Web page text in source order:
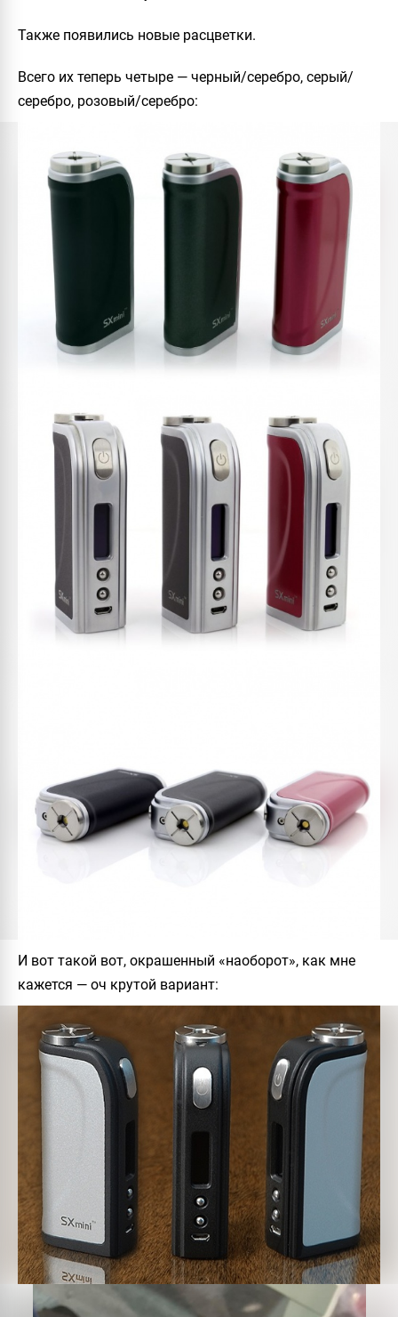
Также появились новые расцветки.
Всего их теперь четыре — черный/серебро, серый/
серебро, розовый/серебро:
И вот такой вот, окрашенный «наоборот», как мне
кажется — оч крутой вариант: